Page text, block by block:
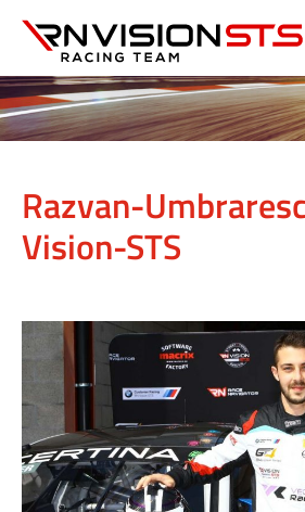
RN Vision STS
Razvan-
Vision-STS